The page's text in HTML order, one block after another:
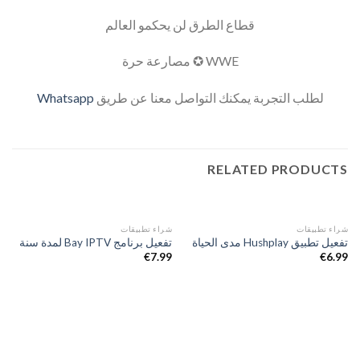
قطاع الطرق لن يحكمو العالم
WWE ✪ مصارعة حرة
لطلب التجربة يمكنك التواصل معنا عن طريق Whatsapp
RELATED PRODUCTS
شراء تطبيقات
تفعيل تطبيق Hushplay مدى الحياة
€6.99
شراء تطبيقات
تفعيل برنامج Bay IPTV لمدة سنة
€7.99